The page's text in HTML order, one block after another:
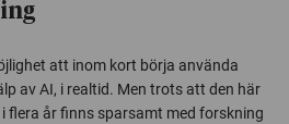
att inom kort börja använda
av AI, i realtid. Men trots att den här
flera år finns sparsamt med forskning